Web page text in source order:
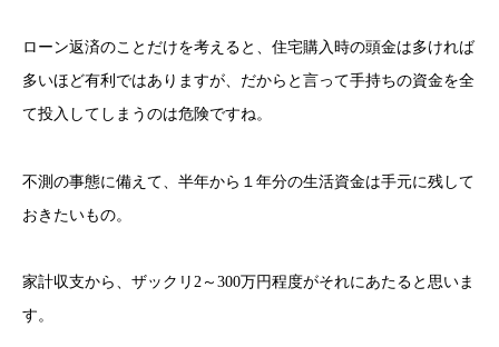
ローン返済のことだけを考えると、住宅購入時の頭金は多ければ
多いほど有利ではありますが、だからと言って手持ちの資金を全
て投入してしまうのは危険ですね。
不測の事態に備えて、半年から１年分の生活資金は手元に残して
おきたいもの。
家計収支から、ザックリ2～300万円程度がそれにあたると思いま
す。